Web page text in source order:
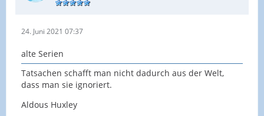
24. Juni 2021 07:37
alte Serien
Tatsachen schafft man nicht dadurch aus der Welt,
dass man sie ignoriert.
Aldous Huxley